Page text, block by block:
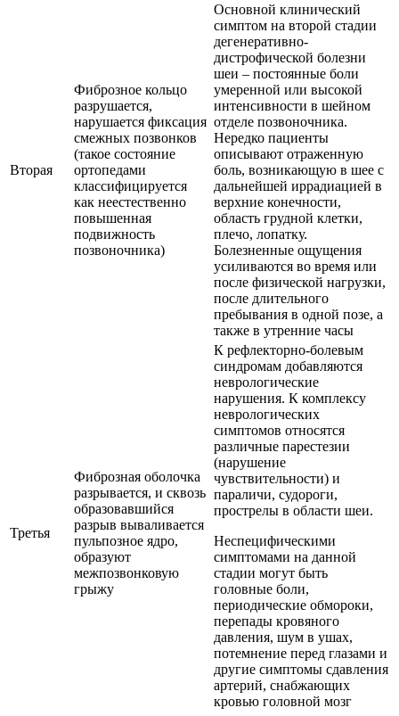
Вторая
Фиброзное кольцо
разрушается,
нарушается фиксация
смежных позвонков
(такое состояние
ортопедами
классифицируется
как неестественно
повышенная
подвижность
позвоночника)
Основной клинический
симптом на второй стадии
дегенеративно-
дистрофической болезни
шеи – постоянные боли
умеренной или высокой
интенсивности в шейном
отделе позвоночника.
Нередко пациенты
описывают отраженную
боль, возникающую в шее с
дальнейшей иррадиацией в
верхние конечности,
область грудной клетки,
плечо, лопатку.
Болезненные ощущения
усиливаются во время или
после физической нагрузки,
после длительного
пребывания в одной позе, а
также в утренние часы
Третья
Фиброзная оболочка
разрывается, и сквозь
образовавшийся
разрыв вываливается
пульпозное ядро,
образуют
межпозвонковую
грыжу
К рефлекторно-болевым
синдромам добавляются
неврологические
нарушения. К комплексу
неврологических
симптомов относятся
различные парестезии
(нарушение
чувствительности) и
параличи, судороги,
прострелы в области шеи.
Неспецифическими
симптомами на данной
стадии могут быть
головные боли,
периодические обмороки,
перепады кровяного
давления, шум в ушах,
потемнение перед глазами и
другие симптомы сдавления
артерий, снабжающих
кровью головной мозг